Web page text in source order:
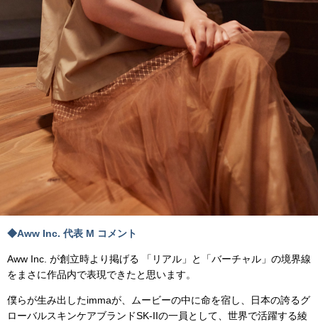
◆Aww Inc. 代表 M コメント
Aww Inc. が創立時より掲げる 「リアル」と「バーチャル」の境界線
をまさに作品内で表現できたと思います。
僕らが生み出したimmaが、ムービーの中に命を宿し、日本の誇るグ
ローバルスキンケアブランドSK-IIの一員として、世界で活躍する綾